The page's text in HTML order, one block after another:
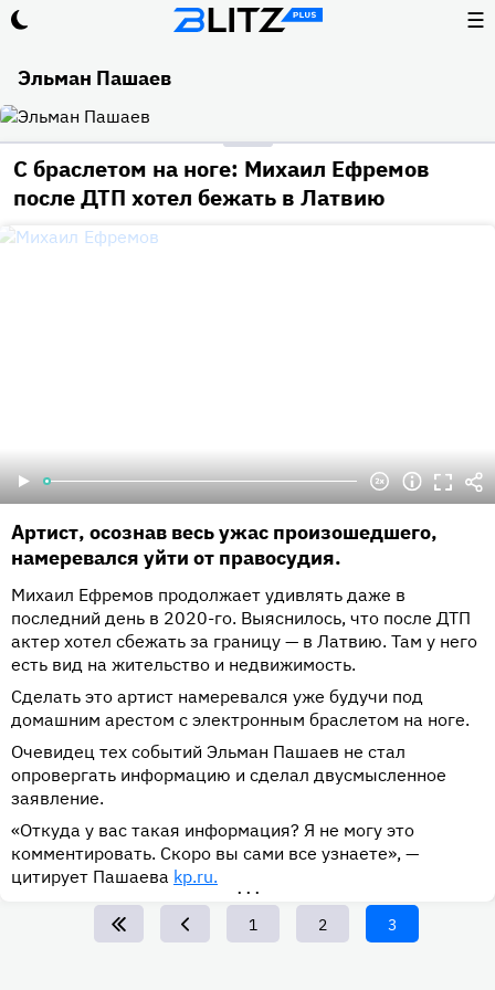
☰
Эльман Пашаев
С браслетом на ноге: Михаил Ефремов
после ДТП хотел бежать в Латвию
Артист, осознав весь ужас произошедшего,
намеревался уйти от правосудия.
Михаил Ефремов продолжает удивлять даже в
последний день в 2020-го. Выяснилось, что после ДТП
актер хотел сбежать за границу — в Латвию. Там у него
есть вид на жительство и недвижимость.
Сделать это артист намеревался уже будучи под
домашним арестом с электронным браслетом на ноге.
Очевидец тех событий Эльман Пашаев не стал
опровергать информацию и сделал двусмысленное
заявление.
«Откуда у вас такая информация? Я не могу это
комментировать. Скоро вы сами все узнаете», —
цитирует Пашаева kp.ru.
•••
Page
1 Page
2 Текущая
страница
3